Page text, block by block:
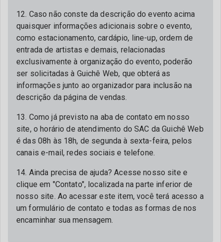
12. Caso não conste da descrição do evento acima
quaisquer informações adicionais sobre o evento,
como estacionamento, cardápio, line-up, ordem de
entrada de artistas e demais, relacionadas
exclusivamente à organização do evento, poderão
ser solicitadas à Guichê Web, que obterá as
informações junto ao organizador para inclusão na
descrição da página de vendas.
13. Como já previsto na aba de contato em nosso
site, o horário de atendimento do SAC da Guichê Web
é das 08h às 18h, de segunda à sexta-feira, pelos
canais e-mail, redes sociais e telefone.
14. Ainda precisa de ajuda? Acesse nosso site e
clique em "Contato", localizada na parte inferior de
nosso site. Ao acessar este item, você terá acesso a
um formulário de contato e todas as formas de nos
encaminhar sua mensagem.